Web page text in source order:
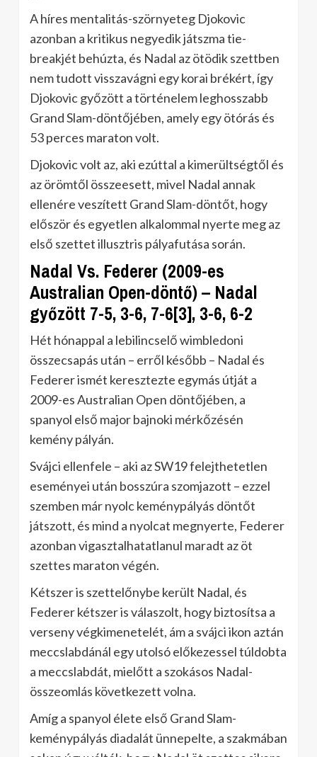
A híres mentalitás-szörnyeteg Djokovic
azonban a kritikus negyedik játszma tie-
breakjét behúzta, és Nadal az ötödik szettben
nem tudott visszavágni egy korai brékért, így
Djokovic győzött a történelem leghosszabb
Grand Slam-döntőjében, amely egy ötórás és
53 perces maraton volt.
Djokovic volt az, aki ezúttal a kimerültségtől és
az örömtől összeesett, mivel Nadal annak
ellenére veszített Grand Slam-döntőt, hogy
először és egyetlen alkalommal nyerte meg az
első szettet illusztris pályafutása során.
Nadal Vs. Federer (2009-es
Australian Open-döntő) – Nadal
győzött 7-5, 3-6, 7-6[3], 3-6, 6-2
Hét hónappal a lebilincselő wimbledoni
összecsapás után – erről később – Nadal és
Federer ismét keresztezte egymás útját a
2009-es Australian Open döntőjében, a
spanyol első major bajnoki mérkőzésén
kemény pályán.
Svájci ellenfele – aki az SW19 felejthetetlen
eseményei után bosszúra szomjazott – ezzel
szemben már nyolc keménypályás döntőt
játszott, és mind a nyolcat megnyerte, Federer
azonban vigasztalhatatlanul maradt az öt
szettes maraton végén.
Kétszer is szettelőnybe került Nadal, és
Federer kétszer is válaszolt, hogy biztosítsa a
verseny végkimenetelét, ám a svájci ikon aztán
meccslabdánál egy utolsó előkezessel túldobta
a meccslabdát, mielőtt a szokásos Nadal-
összeomlás következett volna.
Amíg a spanyol élete első Grand Slam-
keménypályás diadalát ünnepelte, a szakmában